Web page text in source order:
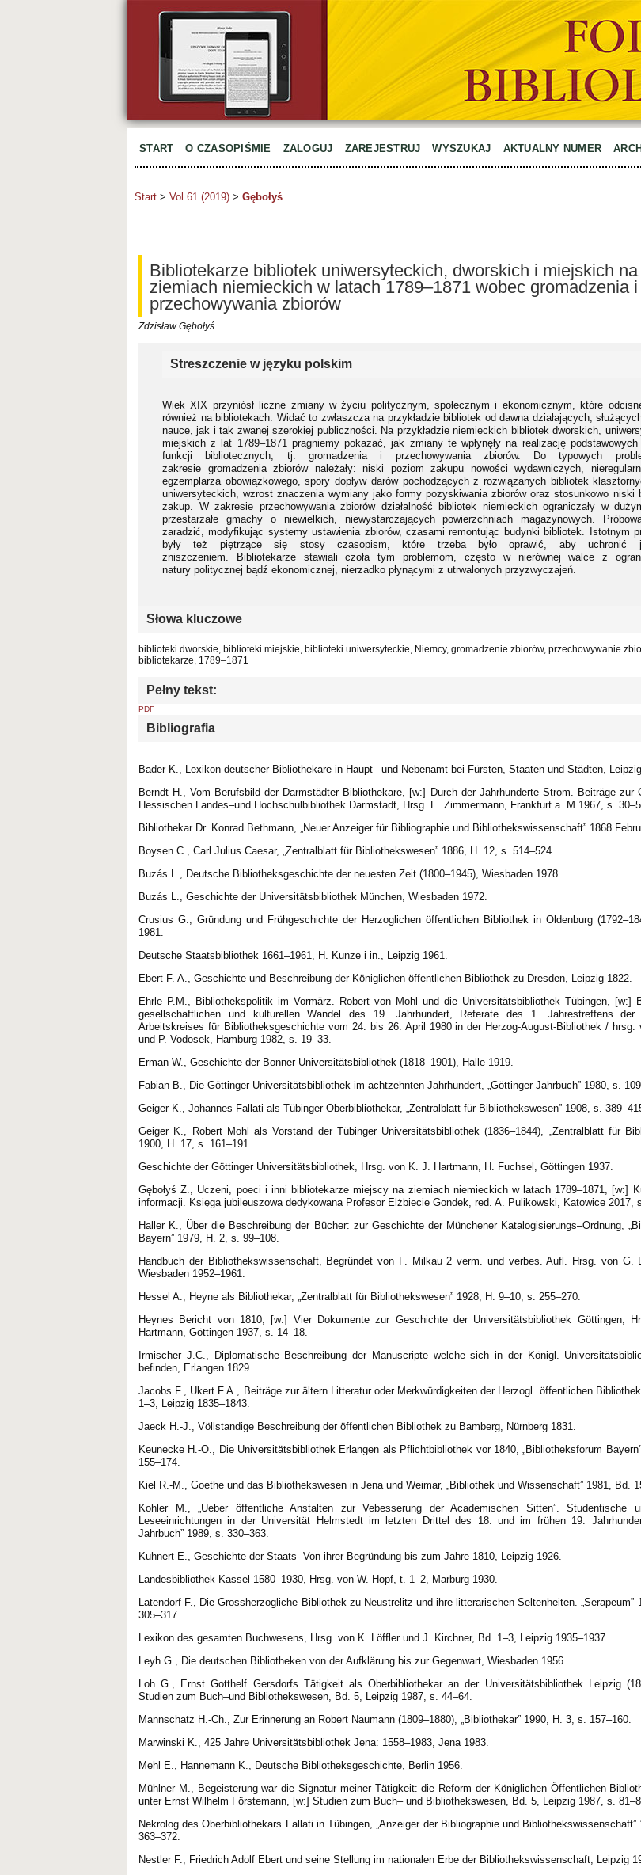
START O CZASOPIŚMIE ZALOGUJ ZAREJESTRUJ WYSZUKAJ AKTUALNY NUMER
Start > Vol 61 (2019) > Gębołyś
Bibliotekarze bibliotek uniwersyteckich, dworskich i miejskich na
ziemiach niemieckich w latach 1789–1871 wobec gromadzenia i
przechowywania zbiorów
Zdzisław Gębołyś
Streszczenie w języku polskim
Wiek XIX przyniósł liczne zmiany w życiu politycznym, społecznym i ekonomicznym, które
również na bibliotekach. Widać to zwłaszcza na przykładzie bibliotek od dawna działających,
nauce, jak i tak zwanej szerokiej publiczności. Na przykładzie niemieckich bibliotek dworskich,
miejskich z lat 1789–1871 pragniemy pokazać, jak zmiany te wpłynęły na realizację podstawowych
funkcji bibliotecznych, tj. gromadzenia i przechowywania zbiorów. Do typowych
zakresie gromadzenia zbiorów należały: niski poziom zakupu nowości wydawniczych,
egzemplarza obowiązkowego, spory dopływ darów pochodzących z rozwiązanych bibliotek
uniwersyteckich, wzrost znaczenia wymiany jako formy pozyskiwania zbiorów oraz stosunkowo niski
zakup. W zakresie przechowywania zbiorów działalność bibliotek niemieckich ograniczały w
przestarzałe gmachy o niewielkich, niewystarczających powierzchniach magazynowych.
zaradzić, modyfikując systemy ustawienia zbiorów, czasami remontując budynki bibliotek. Istotnym
były też piętrzące się stosy czasopism, które trzeba było oprawić, aby uchronić
zniszczeniem. Bibliotekarze stawiali czoła tym problemom, często w nierównej walce z
natury politycznej bądź ekonomicznej, nierzadko płynącymi z utrwalonych przyzwyczajeń.
Słowa kluczowe
biblioteki dworskie, biblioteki miejskie, biblioteki uniwersyteckie, Niemcy, gromadzenie zbiorów, przechowywanie
bibliotekarze, 1789–1871
Pełny tekst:
PDF
Bibliografia
Bader K., Lexikon deutscher Bibliothekare in Haupt– und Nebenamt bei Fürsten, Staaten und Städten, Leipzig
Berndt H., Vom Berufsbild der Darmstädter Bibliothekare, [w:] Durch der Jahrhunderte Strom. Beiträge zur
Hessischen Landes–und Hochschulbibliothek Darmstadt, Hrsg. E. Zimmermann, Frankfurt a. M 1967, s.
Bibliothekar Dr. Konrad Bethmann, „Neuer Anzeiger für Bibliographie und Bibliothekswissenschaft” 1868
Boysen C., Carl Julius Caesar, „Zentralblatt für Bibliothekswesen” 1886, H. 12, s. 514–524.
Buzás L., Deutsche Bibliotheksgeschichte der neuesten Zeit (1800–1945), Wiesbaden 1978.
Buzás L., Geschichte der Universitätsbibliothek München, Wiesbaden 1972.
Crusius G., Gründung und Frühgeschichte der Herzoglichen öffentlichen Bibliothek in Oldenburg
1981.
Deutsche Staatsbibliothek 1661–1961, H. Kunze i in., Leipzig 1961.
Ebert F. A., Geschichte und Beschreibung der Königlichen öffentlichen Bibliothek zu Dresden, Leipzig 1822.
Ehrle P.M., Bibliothekspolitik im Vormärz. Robert von Mohl und die Universitätsbibliothek Tübingen, [w:]
gesellschaftlichen und kulturellen Wandel des 19. Jahrhundert, Referate des 1. Jahrestreffens der
Arbeitskreises für Bibliotheksgeschichte vom 24. bis 26. April 1980 in der Herzog-August-Bibliothek / hrsg.
und P. Vodosek, Hamburg 1982, s. 19–33.
Erman W., Geschichte der Bonner Universitätsbibliothek (1818–1901), Halle 1919.
Fabian B., Die Göttinger Universitätsbibliothek im achtzehnten Jahrhundert, „Göttinger Jahrbuch” 1980, s.
Geiger K., Johannes Fallati als Tübinger Oberbibliothekar, „Zentralblatt für Bibliothekswesen” 1908, s.
Geiger K., Robert Mohl als Vorstand der Tübinger Universitätsbibliothek (1836–1844), „Zentralblatt für
1900, H. 17, s. 161–191.
Geschichte der Göttinger Universitätsbibliothek, Hrsg. von K. J. Hartmann, H. Fuchsel, Göttingen 1937.
Gębołyś Z., Uczeni, poeci i inni bibliotekarze miejscy na ziemiach niemieckich w latach 1789–1871, [w:]
informacji. Księga jubileuszowa dedykowana Profesor Elżbiecie Gondek, red. A. Pulikowski, Katowice 2017,
Haller K., Über die Beschreibung der Bücher: zur Geschichte der Münchener Katalogisierungs–Ordnung,
Bayern” 1979, H. 2, s. 99–108.
Handbuch der Bibliothekswissenschaft, Begründet von F. Milkau 2 verm. und verbes. Aufl. Hrsg. von G.
Wiesbaden 1952–1961.
Hessel A., Heyne als Bibliothekar, „Zentralblatt für Bibliothekswesen” 1928, H. 9–10, s. 255–270.
Heynes Bericht von 1810, [w:] Vier Dokumente zur Geschichte der Universitätsbibliothek Göttingen,
Hartmann, Göttingen 1937, s. 14–18.
Irmischer J.C., Diplomatische Beschreibung der Manuscripte welche sich in der Königl.
befinden, Erlangen 1829.
Jacobs F., Ukert F.A., Beiträge zur ältern Litteratur oder Merkwürdigkeiten der Herzogl. öffentlichen
1–3, Leipzig 1835–1843.
Jaeck H.-J., Völlstandige Beschreibung der öffentlichen Bibliothek zu Bamberg, Nürnberg 1831.
Keunecke H.-O., Die Universitätsbibliothek Erlangen als Pflichtbibliothek vor 1840, „Bibliotheksforum
155–174.
Kiel R.-M., Goethe und das Bibliothekswesen in Jena und Weimar, „Bibliothek und Wissenschaft” 1981, Bd.
Kohler M., „Ueber öffentliche Anstalten zur Vebesserung der Academischen Sitten”. Studentische
Leseeinrichtungen in der Universität Helmstedt im letzten Drittel des 18. und im frühen 19.
Jahrbuch” 1989, s. 330–363.
Kuhnert E., Geschichte der Staats- Von ihrer Begründung bis zum Jahre 1810, Leipzig 1926.
Landesbibliothek Kassel 1580–1930, Hrsg. von W. Hopf, t. 1–2, Marburg 1930.
Latendorf F., Die Grossherzogliche Bibliothek zu Neustrelitz und ihre litterarischen Seltenheiten. „Serapeum”
305–317.
Lexikon des gesamten Buchwesens, Hrsg. von K. Löffler und J. Kirchner, Bd. 1–3, Leipzig 1935–1937.
Leyh G., Die deutschen Bibliotheken von der Aufklärung bis zur Gegenwart, Wiesbaden 1956.
Loh G., Ernst Gotthelf Gersdorfs Tätigkeit als Oberbibliothekar an der Universitätsbibliothek Leipzig
Studien zum Buch–und Bibliothekswesen, Bd. 5, Leipzig 1987, s. 44–64.
Mannschatz H.-Ch., Zur Erinnerung an Robert Naumann (1809–1880), „Bibliothekar” 1990, H. 3, s. 157–160.
Marwinski K., 425 Jahre Universitätsbibliothek Jena: 1558–1983, Jena 1983.
Mehl E., Hannemann K., Deutsche Bibliotheksgeschichte, Berlin 1956.
Mühlner M., Begeisterung war die Signatur meiner Tätigkeit: die Reform der Königlichen Öffentlichen
unter Ernst Wilhelm Förstemann, [w:] Studien zum Buch– und Bibliothekswesen, Bd. 5, Leipzig 1987, s.
Nekrolog des Oberbibliothekars Fallati in Tübingen, „Anzeiger der Bibliographie und Bibliothekswissenschaft”
363–372.
Nestler F., Friedrich Adolf Ebert und seine Stellung im nationalen Erbe der Bibliothekswissenschaft, Leipzig